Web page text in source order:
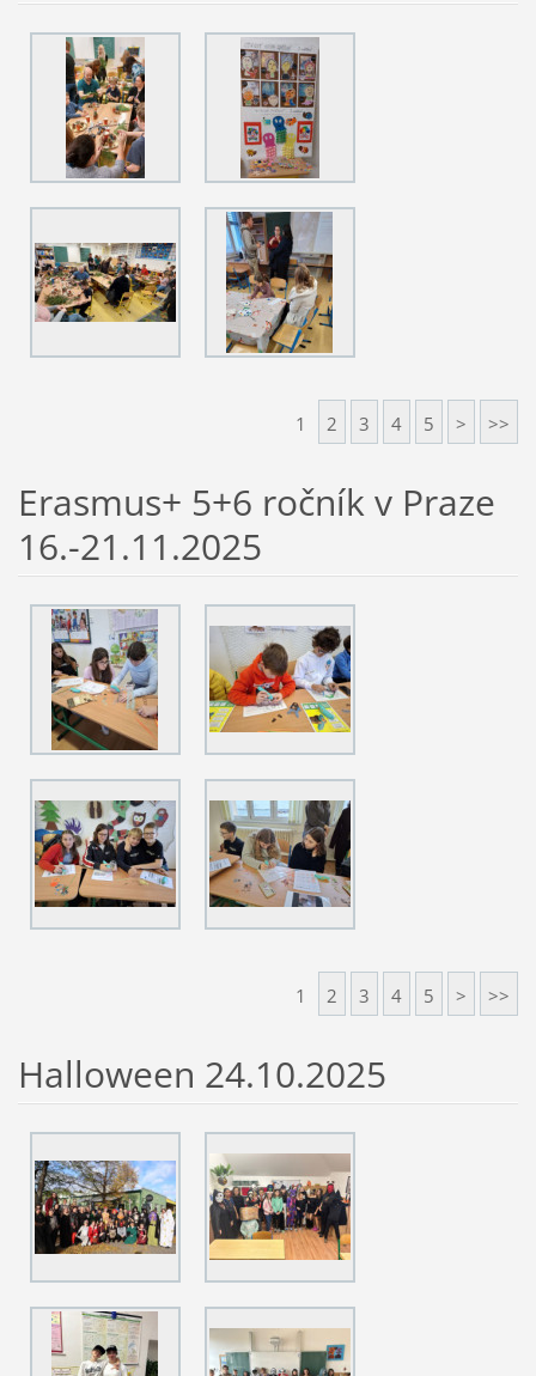
1 2 3 4 5 > >>
Erasmus+ 5+6 ročník v Praze
16.-21.11.2025
1 2 3 4 5 > >>
Halloween 24.10.2025